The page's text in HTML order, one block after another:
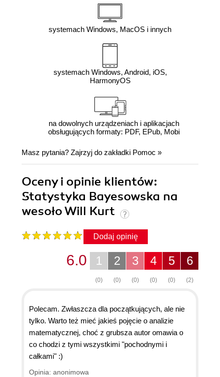
systemach Windows, MacOS i innych
systemach Windows, Android, iOS,
HarmonyOS
na dowolnych urządzeniach i aplikacjach
obsługujących formaty: PDF, EPub, Mobi
Masz pytania? Zajrzyj do zakładki Pomoc »
Oceny i opinie klientów:
Statystyka Bayesowska na
wesoło Will Kurt
Dodaj opinię
6
(2)
5
(0)
4
(0)
3
(0)
2
(0)
1
(0)
6.0
Polecam. Zwłaszcza dla początkujących, ale nie
tylko. Warto też mieć jakieś pojęcie o analizie
matematycznej, choć z grubsza autor omawia o
co chodzi z tymi wszystkimi "pochodnymi i
całkami" :)
Opinia: anonimowa